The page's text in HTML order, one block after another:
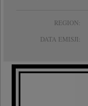
REGION:
DATA EMISJI: